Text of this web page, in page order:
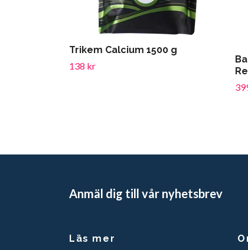
Trikem Calcium 1500 g
138 kr
Anmäl dig till vår nyhetsbrev
Läs mer